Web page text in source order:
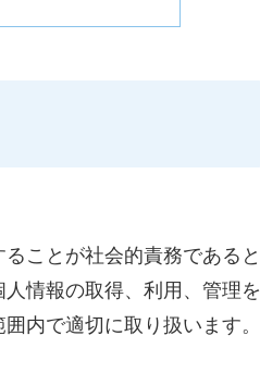
ことが社会的責務であると
情報の取得、利用、管理を
内で適切に取り扱います。